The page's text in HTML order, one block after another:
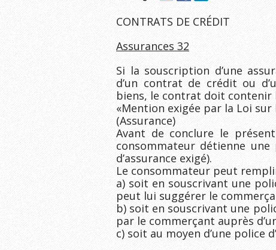
CONTRATS DE CRÉDIT
Assurances 32
Si la souscription d’une
d’un contrat de crédit ou
biens, le contrat doit
«Mention exigée par la Loi
(Assurance)
Avant de conclure le
consommateur détienne une
d’assurance exigé).
Le consommateur peut
a) soit en souscrivant une
peut lui suggérer le
b) soit en souscrivant une
par le commerçant auprès
c) soit au moyen d’une police